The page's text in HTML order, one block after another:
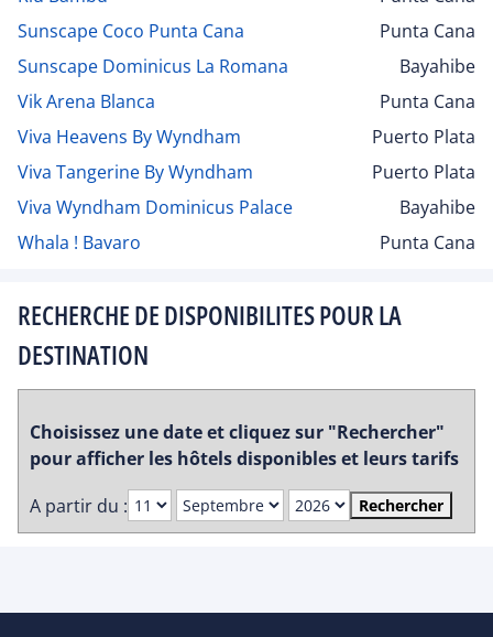
Sunscape Coco Punta Cana
Punta Cana
Sunscape Dominicus La Romana
Bayahibe
Vik Arena Blanca
Punta Cana
Viva Heavens By Wyndham
Puerto Plata
Viva Tangerine By Wyndham
Puerto Plata
Viva Wyndham Dominicus Palace
Bayahibe
Whala ! Bavaro
Punta Cana
RECHERCHE DE DISPONIBILITES POUR LA
DESTINATION
Choisissez une date et cliquez sur "Rechercher"
pour afficher les hôtels disponibles et leurs tarifs
A partir du :
Rechercher